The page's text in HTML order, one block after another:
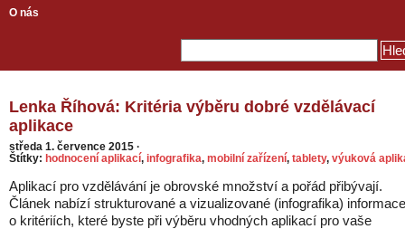
O nás
Lenka Říhová: Kritéria výběru dobré vzdělávací
aplikace
středa 1. července 2015 ·
Štítky: hodnocení aplikací, infografika, mobilní zařízení, tablety, výuková
Aplikací pro vzdělávání je obrovské množství a pořád přibývají.
Článek nabízí strukturované a vizualizované (infografika) informace
o kritériích, které byste při výběru vhodných aplikací pro vaše